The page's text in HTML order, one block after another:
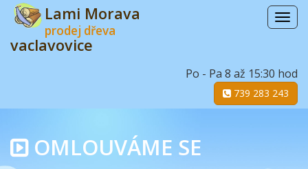
Menu
Lami Morava
prodej dřeva
vaclavovice
Po - Pa 8 až 15:30 hod
739 283 243
OMLOUVÁME SE